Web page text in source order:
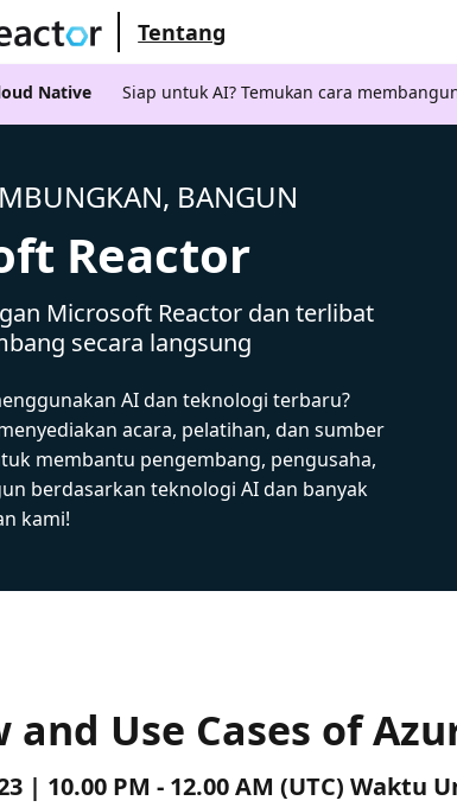
Tentang
Native Siap untuk AI? Temukan cara
BANGUN
Reactor
Microsoft Reactor dan terlibat
secara langsung
AI dan teknologi terbaru?
acara, pelatihan, dan sumber
membantu pengembang, pengusaha,
berdasarkan teknologi AI dan banyak
kami!
and Use Cases of
| 10.00 PM - 12.00 AM (UTC) Waktu